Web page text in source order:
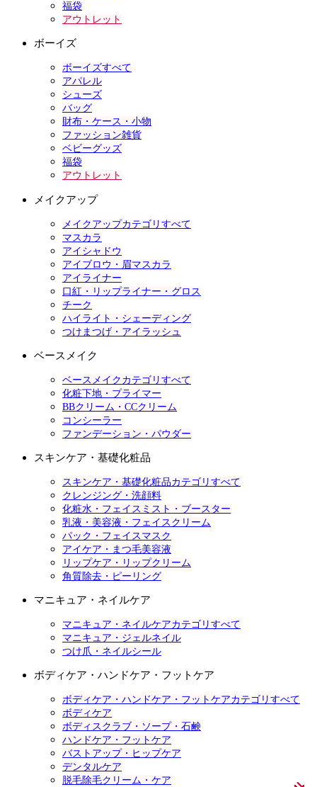
福袋
アウトレット
ボーイズ
ボーイズすべて
アパレル
シューズ
バッグ
財布・ケース・小物
ファッション雑貨
ベビーグッズ
福袋
アウトレット
メイクアップ
メイクアップカテゴリすべて
マスカラ
アイシャドウ
アイブロウ・眉マスカラ
アイライナー
口紅・リップライナー・グロス
チーク
ハイライト・シェーディング
つけまつげ・アイラッシュ
ベースメイク
ベースメイクカテゴリすべて
化粧下地・プライマー
BBクリーム・CCクリーム
コンシーラー
ファンデーション・パウダー
スキンケア・基礎化粧品
スキンケア・基礎化粧品カテゴリすべて
クレンジング・洗顔料
化粧水・フェイスミスト・ブースター
乳液・美容液・フェイスクリーム
パック・フェイスマスク
アイケア・まつ毛美容液
リップケア・リップクリーム
角質除去・ピーリング
マニキュア・ネイルケア
マニキュア・ネイルケアカテゴリすべて
マニキュア・ジェルネイル
つけ爪・ネイルシール
ボディケア・ハンドケア・フットケア
ボディケア・ハンドケア・フットケアカテゴリすべて
ボディケア
ボディスクラブ・ソープ・石鹸
ハンドケア・フットケア
バストアップ・ヒップケア
デンタルケア
脱毛除毛クリーム・ケア